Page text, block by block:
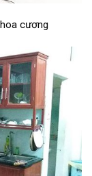
cương